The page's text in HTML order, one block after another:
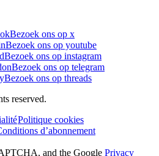
Bezoek ons op x
Bezoek ons op youtube
Bezoek ons op instagram
Bezoek ons op telegram
Bezoek ons op threads
reserved.
Politique cookies
d’abonnement
and the Google Privacy